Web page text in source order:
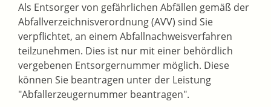
Als Entsorger von gefährlichen Abfällen gemäß der
Abfallverzeichnisverordnung (AVV) sind Sie
verpflichtet, an einem Abfallnachweisverfahren
teilzunehmen. Dies ist nur mit einer behördlich
vergebenen Entsorgernummer möglich. Diese
können Sie beantragen unter der Leistung
"Abfallerzeugernummer beantragen".